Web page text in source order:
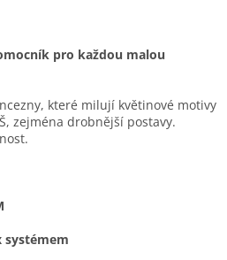
pro každou malou
které milují květinové motivy
zejména drobnější postavy.
systémem